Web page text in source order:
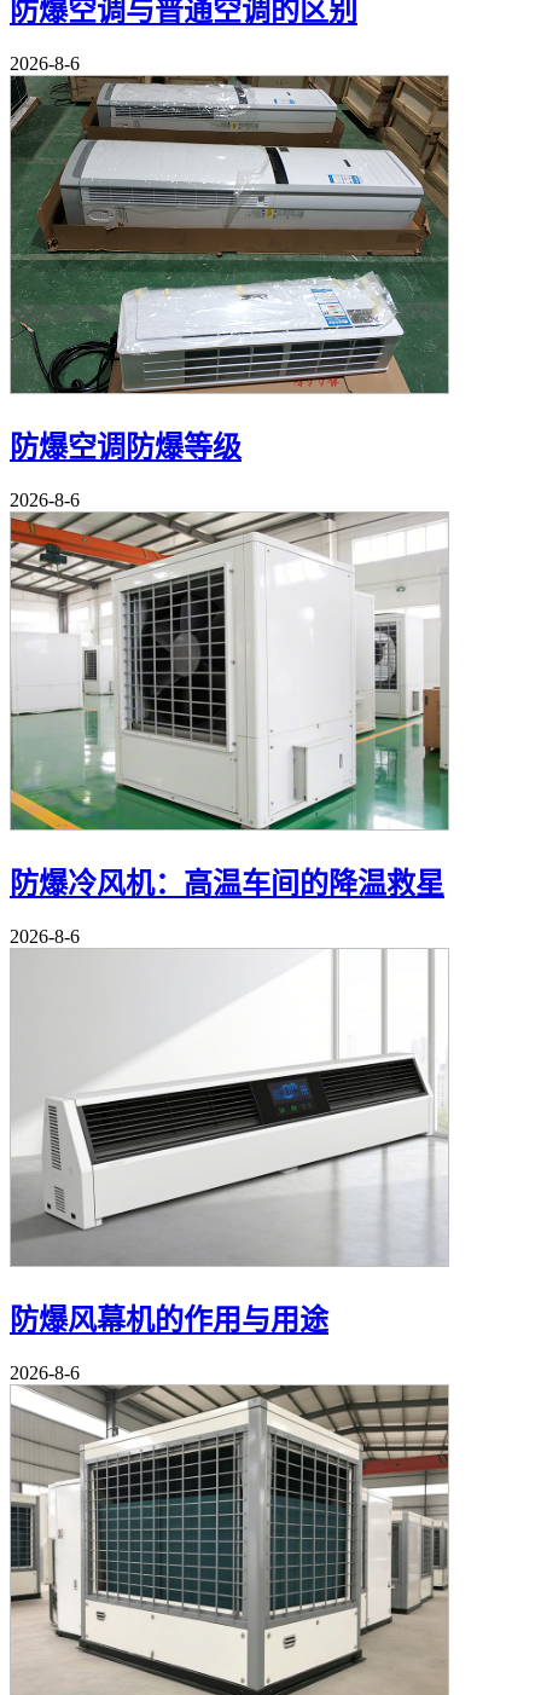
防爆空调与普通空调的区别
2026-8-6
防爆空调防爆等级
2026-8-6
防爆冷风机：高温车间的降温救星
2026-8-6
防爆风幕机的作用与用途
2026-8-6